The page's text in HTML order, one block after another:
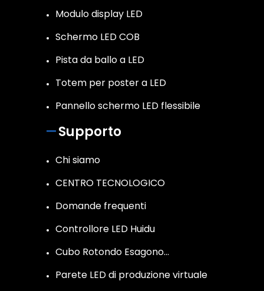
Modulo display LED
Schermo LED COB
Pista da ballo a LED
Totem per poster a LED
Pannello schermo LED flessibile
Supporto
Chi siamo
CENTRO TECNOLOGICO
Domande frequenti
Controllore LED Huidu
Cubo Rotondo Esagono…
Parete LED di produzione virtuale